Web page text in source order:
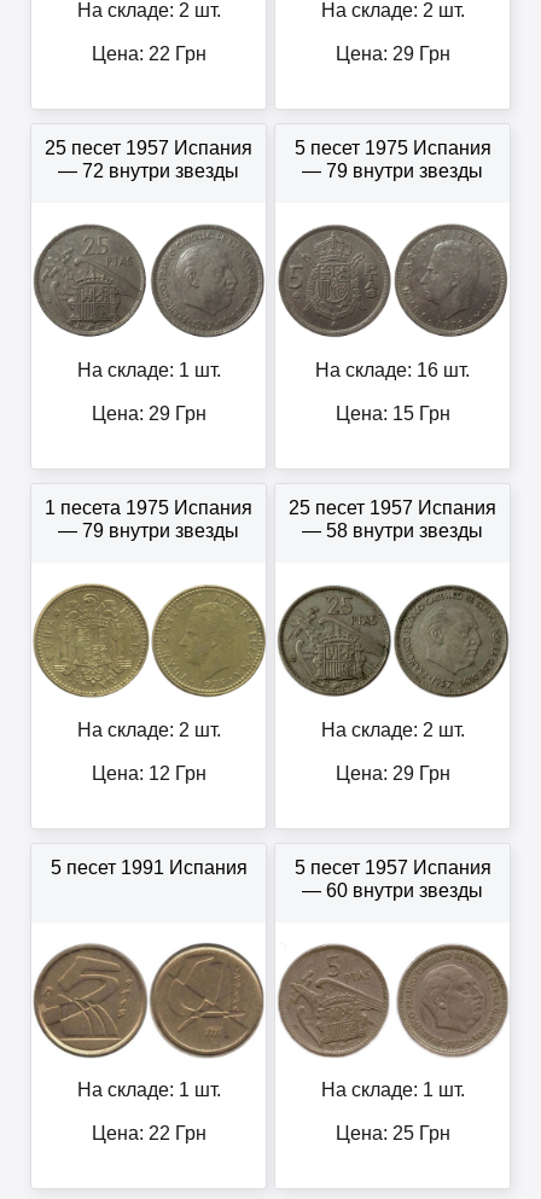
На складе: 2 шт.
Цена: 22 Грн
На складе: 2 шт.
Цена: 29Грн
25 песет 1957 Испания
— 72 внутри звезды
На складе: 1 шт.
Цена: 29Грн
5 песет 1975 Испания
— 79 внутри звезды
На складе: 16 шт.
Цена: 15Грн
1 песета 1975 Испания
— 79 внутри звезды
На складе: 2 шт.
Цена: 12 Грн
25 песет 1957 Испания
— 58 внутри звезды
На складе: 2 шт.
Цена: 29Грн
5 песет 1991 Испания
На складе: 1 шт.
Цена: 22 Грн
5 песет 1957 Испания
— 60 внутри звезды
На складе: 1 шт.
Цена: 25Грн